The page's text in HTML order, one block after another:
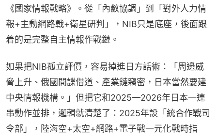
《國家情報戰略》。從「內斂協調」到「對外人力情
報+主動網路戰+衛星研判」，NIB只是底座，後面跟
着的是完整自主情報作戰鏈。
如果把NIB孤立評價，容易掉進日方話術：「周邊威
脅上升、俄國間諜借道、產業鏈竊密，日本當然要建
中央情報機構。」但把它和2025—2026年日本一連
串動作並排，邏輯就清楚了：2025年設「統合作戰司
令部」，陸海空+太空+網路+電子戰一元化戰時指